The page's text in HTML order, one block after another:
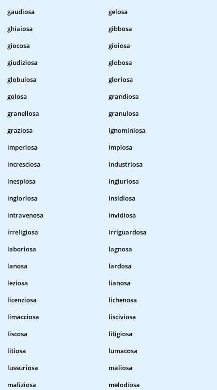
gaudiosa
gelosa
ghiaiosa
gibbosa
giocosa
gioiosa
giudiziosa
globosa
globulosa
gloriosa
golosa
grandiosa
granellosa
granulosa
graziosa
ignominiosa
imperiosa
implosa
incresciosa
industriosa
inesplosa
ingiuriosa
ingloriosa
insidiosa
intravenosa
invidiosa
irreligiosa
irriguardosa
laboriosa
lagnosa
lanosa
lardosa
leziosa
lianosa
licenziosa
lichenosa
limacciosa
lisciviosa
liscosa
litigiosa
litiosa
lumacosa
lussuriosa
maliosa
maliziosa
melodiosa